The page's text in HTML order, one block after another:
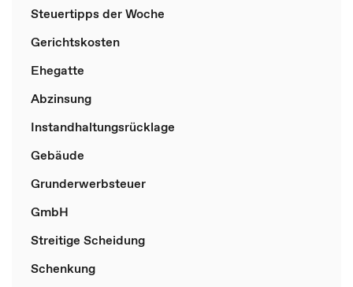
Steuertipps der Woche
Gerichtskosten
Ehegatte
Abzinsung
Instandhaltungsrücklage
Gebäude
Grunderwerbsteuer
GmbH
Streitige Scheidung
Schenkung